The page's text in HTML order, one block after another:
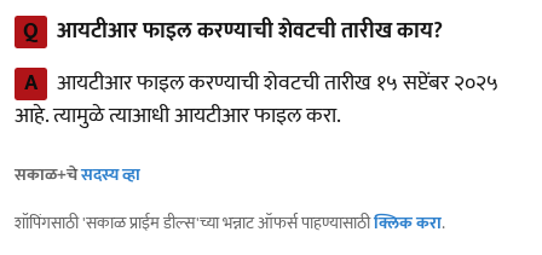
Q आयटीआर फाइल करण्याची शेवटची तारीख काय?
A आयटीआर फाइल करण्याची शेवटची तारीख १५ सप्टेंबर २०२५
आहे. त्यामुळे त्याआधी आयटीआर फाइल करा.
सकाळ+चेसदस्य व्हा
शॉपिंगसाठी 'सकाळ प्राईम डील्स'च्या भन्नाट ऑफर्स पाहण्यासाठीक्लिक करा.